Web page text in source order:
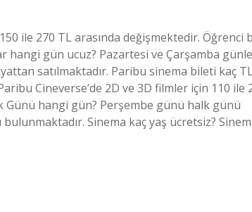
ile 270 TL arasında değişmektedir. Öğrenci
hangi gün ucuz? Pazartesi ve Çarşamba
satılmaktadır. Paribu sinema bileti kaç
Cineverse’de 2D ve 3D filmler için 110 ile
Günü hangi gün? Perşembe günü halk günü
Sinema kaç yaş ücretsiz?